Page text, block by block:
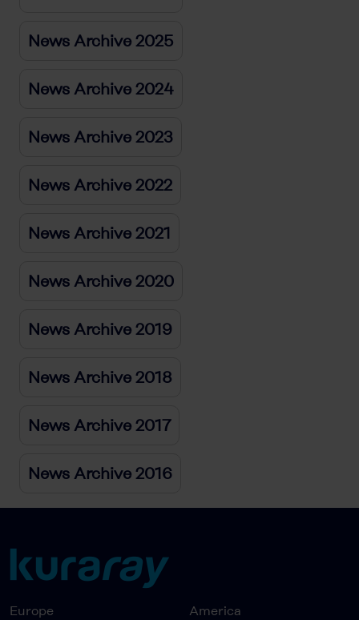
News Archive 2025
News Archive 2024
News Archive 2023
News Archive 2022
News Archive 2021
News Archive 2020
News Archive 2019
News Archive 2018
News Archive 2017
News Archive 2016
Europe America